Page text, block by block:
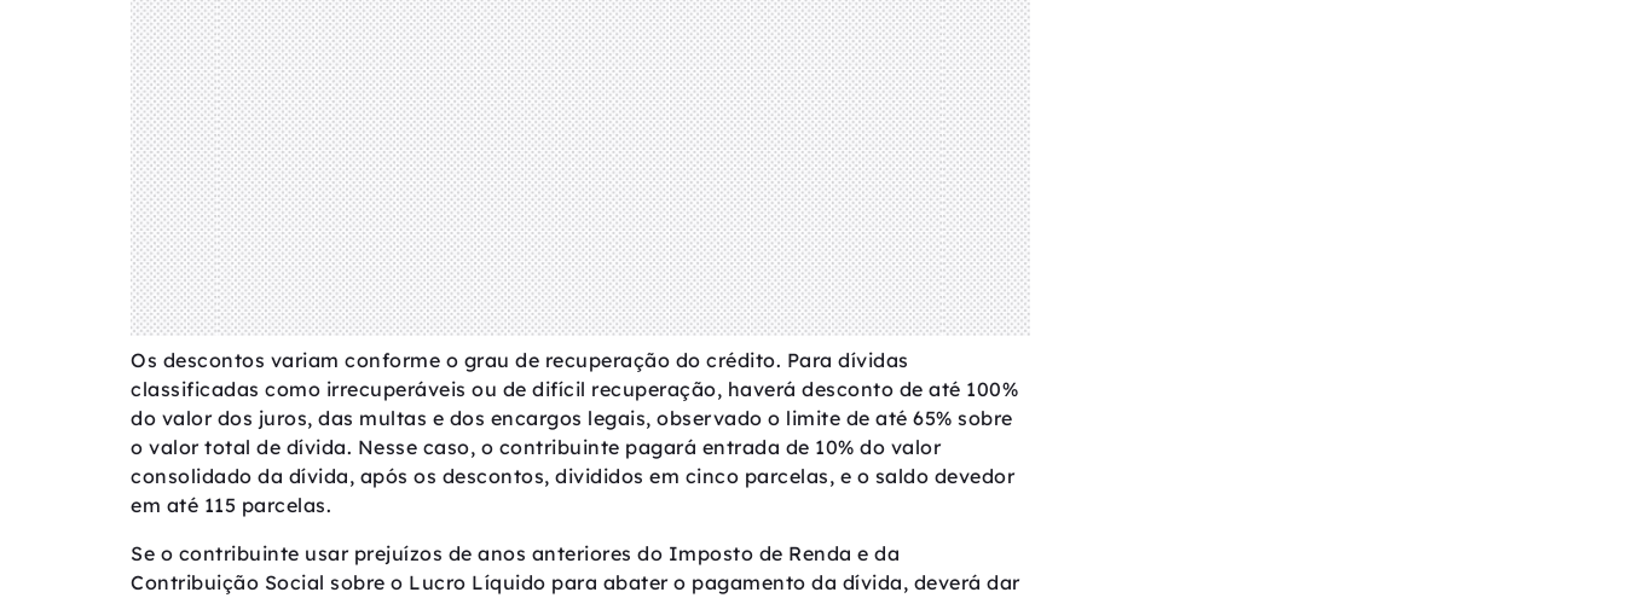
Os descontos variam conforme o grau de recuperação do crédito. Para dívidas
classificadas como irrecuperáveis ou de difícil recuperação, haverá desconto de até 100%
do valor dos juros, das multas e dos encargos legais, observado o limite de até 65% sobre
o valor total de dívida. Nesse caso, o contribuinte pagará entrada de 10% do valor
consolidado da dívida, após os descontos, divididos em cinco parcelas, e o saldo devedor
em até 115 parcelas.
Se o contribuinte usar prejuízos de anos anteriores do Imposto de Renda e da
Contribuição Social sobre o Lucro Líquido para abater o pagamento da dívida, deverá dar